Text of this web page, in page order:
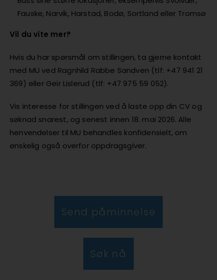
Fauske, Narvik, Harstad, Bodø, Sortland eller Tromsø
Vil du vite mer?
Hvis du har spørsmål om stillingen, ta gjerne kontakt
med MU ved Ragnhild Rabbe Sandven (tlf: +47 941 21
369) eller Geir Lislerud (tlf: +47 975 59 052).
Vis interesse for stillingen ved å laste opp din CV og
søknad snarest, og senest innen 18. mai 2026. Alle
henvendelser til MU behandles konfidensielt, om
ønskelig også overfor oppdragsgiver.
Send påminnelse
Søk nå